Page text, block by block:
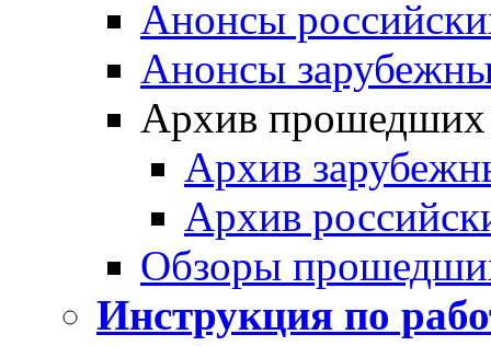
Анонсы
Анонсы
Архив прошедших
Архив
Архив
Обзоры
Инструкция по